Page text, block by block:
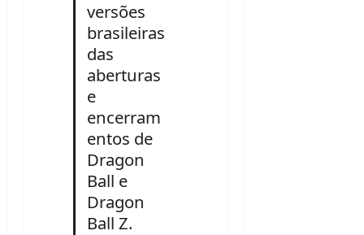
versões
brasileiras
das
aberturas
e
encerram
entos de
Dragon
Ball e
Dragon
Ball Z.